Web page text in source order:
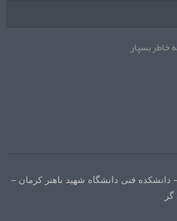
خاطر بسپار
دانشکده فنی دانشگاه شهید باهنر کرمان –